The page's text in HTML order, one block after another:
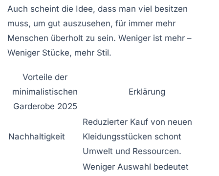
Auch scheint die Idee, dass man viel besitzen
muss, um gut auszusehen, für immer mehr
Menschen überholt zu sein. Weniger ist mehr –
Weniger Stücke, mehr Stil.
Vorteile der
minimalistischen
Garderobe 2025
Erklärung
Nachhaltigkeit
Reduzierter Kauf von neuen
Kleidungsstücken schont
Umwelt und Ressourcen.
Weniger Auswahl bedeutet